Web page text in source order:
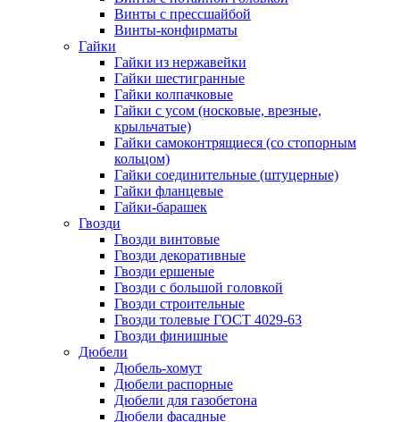
Винты с прессшайбой
Винты-конфирматы
Гайки
Гайки из нержавейки
Гайки шестигранные
Гайки колпачковые
Гайки с усом (носковые, врезные,
крыльчатые)
Гайки самоконтрящиеся (со стопорным
кольцом)
Гайки соединительные (штуцерные)
Гайки фланцевые
Гайки-барашек
Гвозди
Гвозди винтовые
Гвозди декоративные
Гвозди ершеные
Гвозди с большой головкой
Гвозди строительные
Гвозди толевые ГОСТ 4029-63
Гвозди финишные
Дюбели
Дюбель-хомут
Дюбели распорные
Дюбели для газобетона
Дюбели фасадные